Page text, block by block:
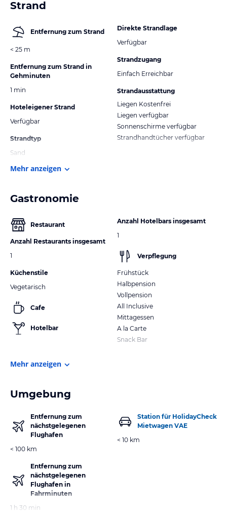
Strand
Entfernung zum Strand
< 25 m
Entfernung zum Strand in
Gehminuten
1 min
Hoteleigener Strand
Verfügbar
Strandtyp
Sand
Direkte Strandlage
Verfügbar
Strandzugang
Einfach Erreichbar
Strandausstattung
Liegen Kostenfrei
Liegen verfügbar
Sonnenschirme verfügbar
Strandhandtücher verfügbar
Mehr anzeigen
Gastronomie
Restaurant
Anzahl Restaurants insgesamt
1
Küchenstile
Vegetarisch
Cafe
Hotelbar
Anzahl Hotelbars insgesamt
1
Verpflegung
Frühstück
Halbpension
Vollpension
All Inclusive
Mittagessen
A la Carte
Snack Bar
Mehr anzeigen
Umgebung
Entfernung zum
nächstgelegenen
Flughafen
< 100 km
Entfernung zum
nächstgelegenen
Flughafen in
Fahrminuten
1 h 30 min
Station für HolidayCheck
Mietwagen VAE
< 10 km